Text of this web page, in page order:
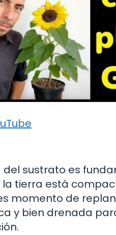
del sustrato es
la tierra está
momento de
y bien drenada